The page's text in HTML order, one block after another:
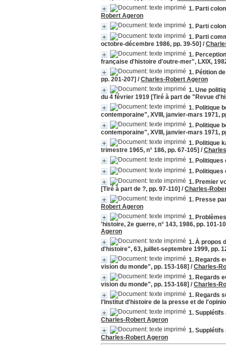
1. Parti
Robert Ageron
1. Parti
1. Parti
octobre-décembre 1986, pp. 39-50] /
1.
française d'histoire d'outre-mer", LXIX,
1. Pétition
pp. 201-207] /Charles-Robert Ageron
1. Une
du 4 février 1919 [Tiré à part de "Revue
1. Politique
contemporaine", XVIII, janvier-mars 1971,
1. Politique
contemporaine", XVIII, janvier-mars 1971,
1. Politique
trimestre 1965, n° 186, pp. 67-105] /
1. Politiques
1. Politiques
1. Premier
[Tiré à part de ?, pp. 97-110] /Charles-
1. Presse
Robert Ageron
1.
'histoire, 2e guerre, n° 143, 1986, pp. 101-
Ageron
1. À propos
d'histoire", 63, juillet-septembre 1999, pp.
1. Regards
vision du monde", pp. 153-168] /Charles-
1. Regards
vision du monde", pp. 153-168] /Charles-
1. Regards
l'Institut d'histoire de la presse et de
1. Supplétifs
Charles-Robert Ageron
1. Supplétifs
Charles-Robert Ageron